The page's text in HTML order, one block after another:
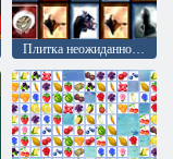
Плитка неожиданностей